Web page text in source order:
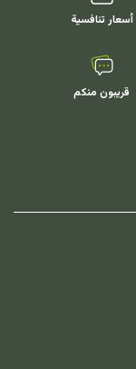
أسعار تنافسية
قريبون منكم